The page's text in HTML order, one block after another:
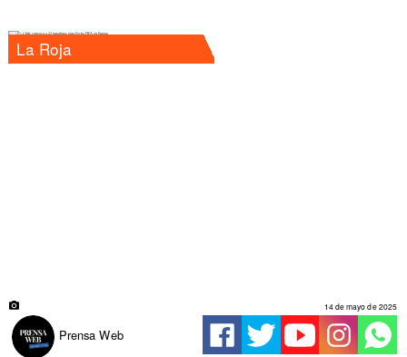
La Roja
Prensa Web
14 de mayo de 2025